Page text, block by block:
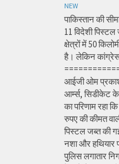
NEW
पाकिस्तान की
11 विदेशी
क्षेत्रों में 50
है। लेकिन कांग्रेस
आईजी ओम प्रकाश
आर्म्स, सिडीकेट
का परिणाम रहा
रुपए की कीमत
पिस्टल जब्त की
नशा और हथियार
पुलिस लगातार